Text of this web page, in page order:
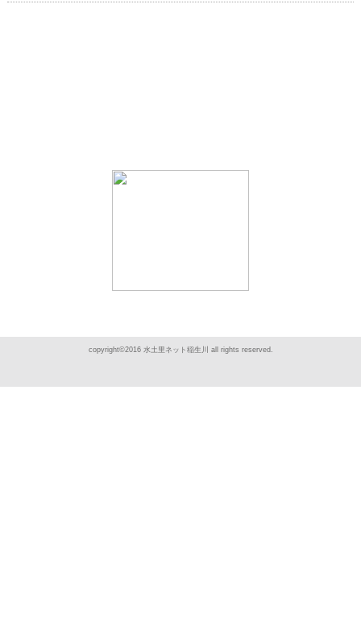
copyright©2016 水土里ネット稲生川 all rights reserved.